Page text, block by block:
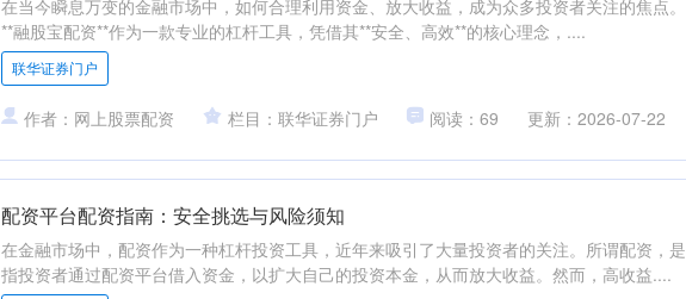
在当今瞬息万变的金融市场中，如何合理利用资金、放大收益，成为众多投资者关注的焦点。
**融股宝配资**作为一款专业的杠杆工具，凭借其**安全、高效**的核心理念，....
联华证券门户
作者：网上股票配资 栏目：联华证券门户 阅读：69 更新：2026-07-22
配资平台配资指南：安全挑选与风险须知
在金融市场中，配资作为一种杠杆投资工具，近年来吸引了大量投资者的关注。所谓配资，是
指投资者通过配资平台借入资金，以扩大自己的投资本金，从而放大收益。然而，高收益....